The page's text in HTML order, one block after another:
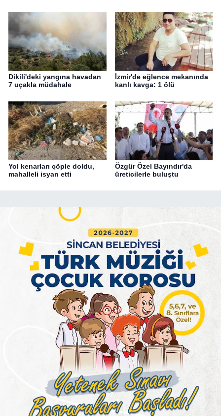
Dikili'deki yangına havadan
7 uçakla müdahale
İzmir'de eğlence mekanında
kanlı kavga: 1 ölü
Yol kenarları çöple doldu,
mahalleli isyan etti
Özgür Özel Bayındır'da
üreticilerle buluştu